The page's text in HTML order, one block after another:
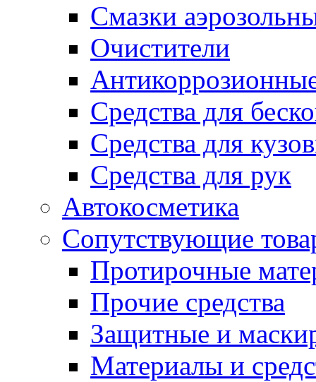
Смазки
Очистители
Средства для
Средства для
Средства для рук
Автокосметика
Сопутствующие
Протирочные
Прочие средства
Защитные и
Материалы и